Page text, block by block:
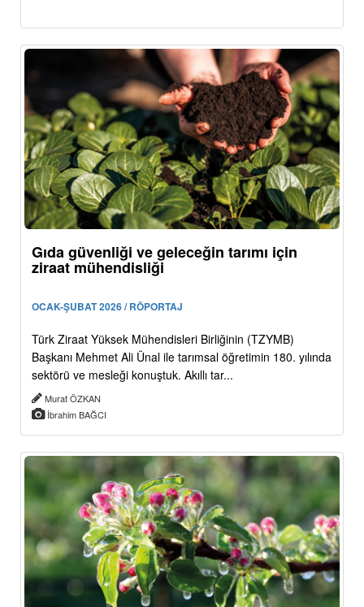
Gıda güvenliği ve geleceğin tarımı için
ziraat mühendisliği
OCAK-ŞUBAT 2026 / RÖPORTAJ
Türk Ziraat Yüksek Mühendisleri Birliğinin (TZYMB)
Başkanı Mehmet Ali Ünal ile tarımsal öğretimin 180. yılında
sektörü ve mesleği konuştuk. Akıllı tar...
Murat ÖZKAN
İbrahim BAĞCI